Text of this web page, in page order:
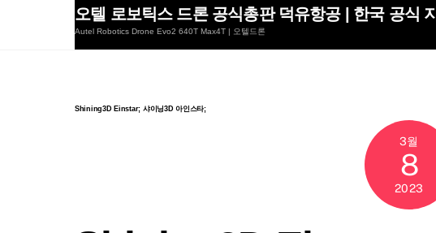
오텔 로보틱스 드론 공식총판 덕유항공 | 한국 공식
Autel Robotics Drone Evo2 640T Max4T | 오텔드론
Shining3D Einstar; 샤이닝3D 아인스타;
3월
8
2023